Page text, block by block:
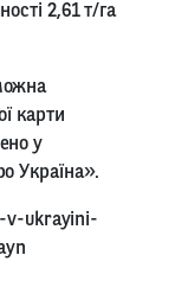
2,61 т/га
карти
у
Україна».
v-ukrayini-